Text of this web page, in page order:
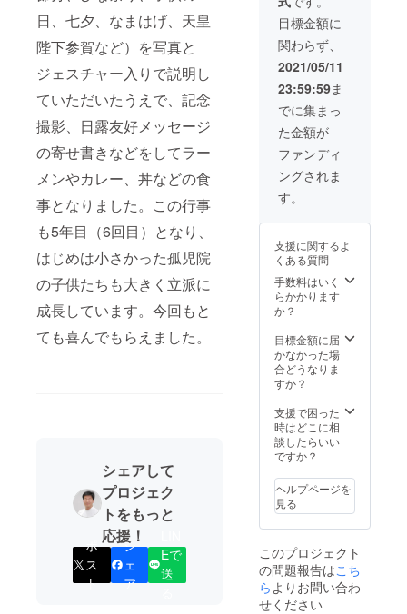
日、七夕、なまはげ、天皇
陛下参賀など）を写真と
ジェスチャー入りで説明し
ていただいたうえで、記念
撮影、日露友好メッセージ
の寄せ書きなどをしてラー
メンやカレー、丼などの食
事となりました。この行事
も5年目（6回目）となり、
はじめは小さかった孤児院
の子供たちも大きく立派に
成長しています。今回もと
ても喜んでもらえました。
シェアして
プロジェク
トをもっと
応援！
ポ
ス
ト
シ
ェ
ア
Eで
送
目標金額に
関わらず、
2021/05/11
23:59:59ま
でに集まっ
た金額が
ファンディ
ングされま
す。
支援に関するよ
くある質問
手数料はいく
らかかります
か？
目標金額に届
かなかった場
合どうなりま
すか？
支援で困った
時はどこに相
談したらいい
ですか？
ヘルプページを
見る
このプロジェクト
の問題報告はこち
ら よりお問い合わ
せください